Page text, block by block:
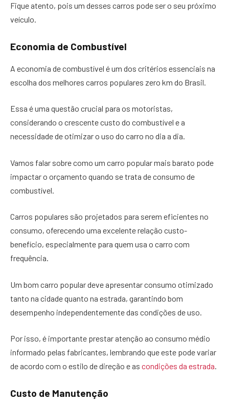
Fique atento, pois um desses carros pode ser o seu próximo
veículo.
Economia de Combustível
A economia de combustível é um dos critérios essenciais na
escolha dos melhores carros populares zero km do Brasil.
Essa é uma questão crucial para os motoristas,
considerando o crescente custo do combustível e a
necessidade de otimizar o uso do carro no dia a dia.
Vamos falar sobre como um carro popular mais barato pode
impactar o orçamento quando se trata de consumo de
combustível.
Carros populares são projetados para serem eficientes no
consumo, oferecendo uma excelente relação custo-
benefício, especialmente para quem usa o carro com
frequência.
Um bom carro popular deve apresentar consumo otimizado
tanto na cidade quanto na estrada, garantindo bom
desempenho independentemente das condições de uso.
Por isso, é importante prestar atenção ao consumo médio
informado pelas fabricantes, lembrando que este pode variar
de acordo com o estilo de direção e as condições da estrada.
Custo de Manutenção